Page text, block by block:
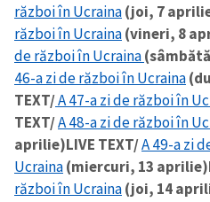
război în Ucraina(joi, 7
război în Ucraina(vineri, 8
de război în Ucraina
46-a zi de război în Ucraina
TEXT/A 47-a zi de război în
TEXT/A 48-a zi de război în
aprilie)LIVE TEXT/A 49-a zi
Ucraina(miercuri, 13 aprilie)
război în Ucraina(joi, 14